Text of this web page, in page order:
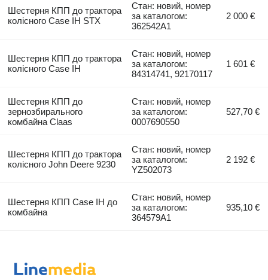
Шестерня КПП до трактора
колісного Case IH STX
Стан: новий, номер
за каталогом:
362542A1
2 000 €
Шестерня КПП до трактора
колісного Case IH
Стан: новий, номер
за каталогом:
84314741, 92170117
1 601 €
Шестерня КПП до
зернозбирального
комбайна Claas
Стан: новий, номер
за каталогом:
0007690550
527,70 €
Шестерня КПП до трактора
колісного John Deere 9230
Стан: новий, номер
за каталогом:
YZ502073
2 192 €
Шестерня КПП Case IH до
комбайна
Стан: новий, номер
за каталогом:
364579A1
935,10 €